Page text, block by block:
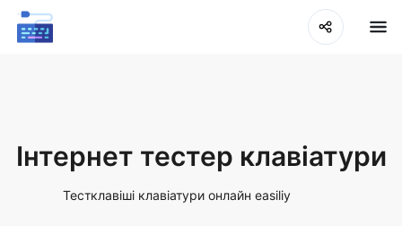
Інтернет тестер клавіатури
Тестклавіші клавіатури онлайн easiliy